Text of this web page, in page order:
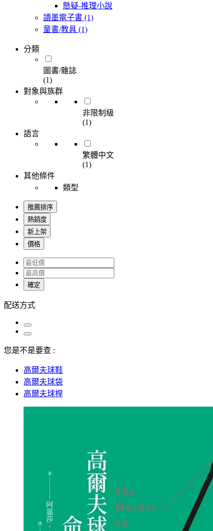
懸疑-推理小說
讀墨電子書 (1)
童書/教具 (1)
分類
圖書/雜誌
(1)
對象與族群
非限制級
(1)
語言
繁體中文
(1)
其他條件
類型
推薦排序
熱銷度
新上架
價格
確定
配送方式
您是不是要查 :
高爾夫球鞋
高爾夫球袋
高爾夫球桿